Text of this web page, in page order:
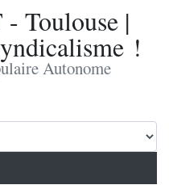
Toulouse |
!
Autonome